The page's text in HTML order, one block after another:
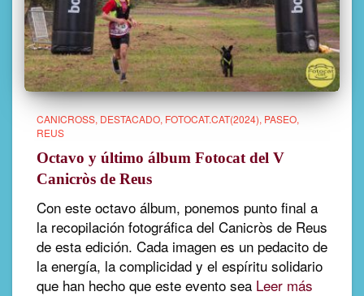
CANICROSS DESTACADO FOTOCAT.CAT(2024) PASEO
REUS
Octavo y último álbum Fotocat del V
Canicròs de Reus
Con este octavo álbum, ponemos punto final a
la recopilación fotográfica del Canicròs de Reus
de esta edición. Cada imagen es un pedacito de
la energía, la complicidad y el espíritu solidario
que han hecho que este evento sea Leer más